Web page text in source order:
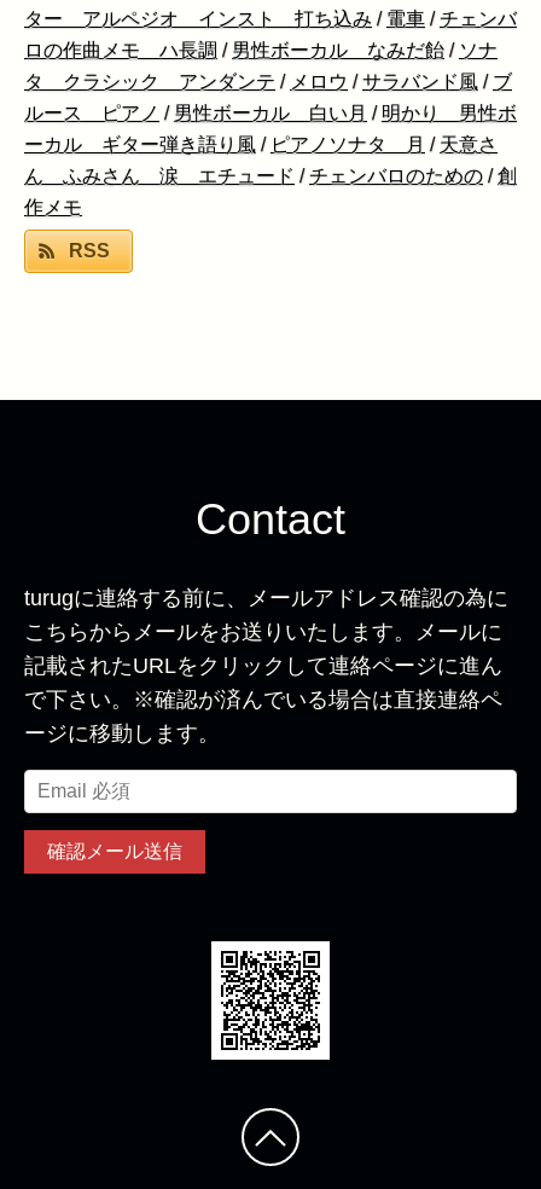
ター アルペジオ インスト 打ち込み / 電車 /チェンバ
ロの作曲メモ ハ長調 / 男性ボーカル なみだ飴 / ソナ
タ クラシック アンダンテ / メロウ /サラバンド風 / ブ
ルース ピアノ / 男性ボーカル 白い月 / 明かり 男性ボ
ーカル ギター弾き語り風 / ピアノソナタ 月 / 天意さ
ん ふみさん 涙 エチュード /チェンバロのための /創
作メモ
RSS
Contact
turugに連絡する前に、メールアドレス確認の為に
こちらからメールをお送りいたします。メールに
記載されたURLをクリックして連絡ページに進ん
で下さい。※確認が済んでいる場合は直接連絡ペ
ージに移動します。